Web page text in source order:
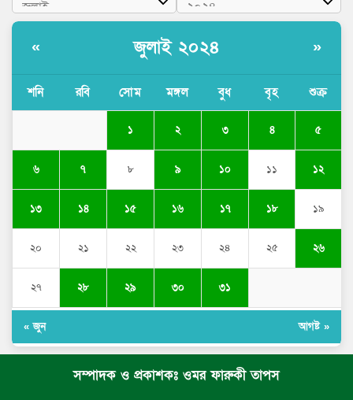
« জুলাই ২০২৪ »
শনি রবি সোম মঙ্গল বুধ বৃহ শুক্র
১ ২ ৩ ৪ ৫
৬ ৭ ৮ ৯ ১০ ১১ ১২
১৩ ১৪ ১৫ ১৬ ১৭ ১৮ ১৯
২০ ২১ ২২ ২৩ ২৪ ২৫ ২৬
২৭ ২৮ ২৯ ৩০ ৩১
« জুন আগষ্ট »
সম্পাদক ও প্রকাশকঃ ওমর ফারুকী তাপস